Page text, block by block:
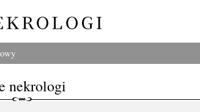
nekrologi